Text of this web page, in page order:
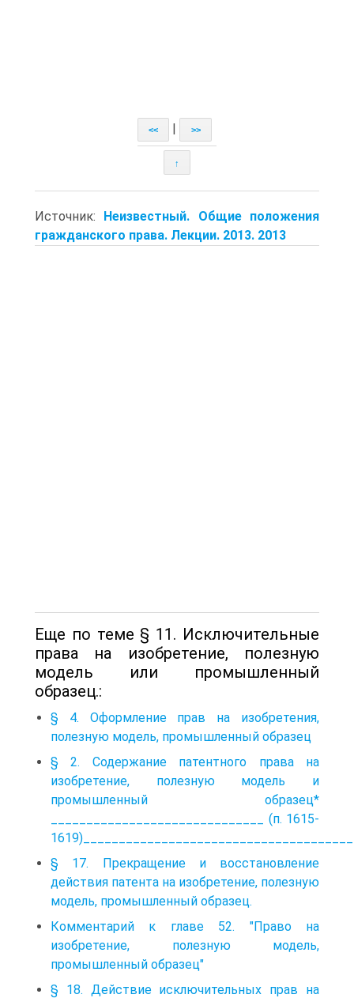
<< >>
↑
Источник: Неизвестный. Общие положения
гражданского права. Лекции. 2013. 2013
Еще по теме § 11. Исключительные
права на изобретение, полезную
модель или промышленный
образец.:
§ 4. Оформление прав на изобретения,
полезную модель, промышленный образец
§ 2. Содержание патентного права на
изобретение, полезную модель и
промышленный образец*
______________________________ (п. 1615-
§ 17. Прекращение и восстановление
действия патента на изобретение, полезную
модель, промышленный образец.
Комментарий к главе 52. "Право на
изобретение, полезную модель,
промышленный образец"
§ 18. Действие исключительных прав на